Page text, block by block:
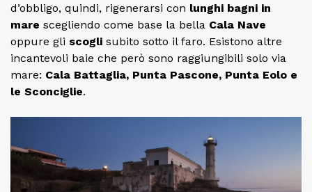
d’obbligo, quindi, rigenerarsi con lunghi bagni in
mare scegliendo come base la bella Cala Nave
oppure gli scogli subito sotto il faro. Esistono altre
incantevoli baie che però sono raggiungibili solo via
mare: Cala Battaglia, Punta Pascone, Punta Eolo e
le Sconciglie.